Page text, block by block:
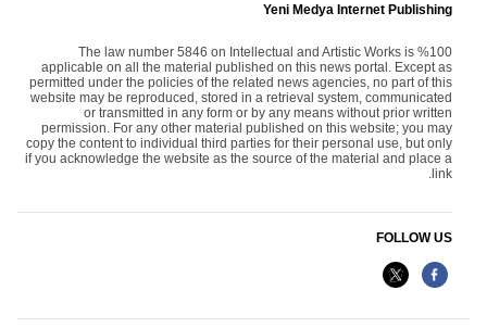
Yeni Medya Internet Publishing
The law number 5846 on Intellectual and Artistic Works is %100
applicable on all the material published on this news portal. Except as
permitted under the policies of the related news agencies, no part of this
website may be reproduced, stored in a retrieval system, communicated
or transmitted in any form or by any means without prior written
permission. For any other material published on this website; you may
copy the content to individual third parties for their personal use, but only
if you acknowledge the website as the source of the material and place a
link.
FOLLOW US